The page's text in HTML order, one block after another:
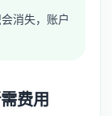
消失，账户
费用